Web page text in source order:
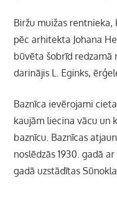
Biržu muižas
pēc arhitekta Johana
būvēta šobrīd redzamā
darinājis L. Eginks,
Baznīca ievērojami
kaujām liecina vācu un
baznīcu. Baznīcas
noslēdzās 1930. gadā
gadā uzstādītas